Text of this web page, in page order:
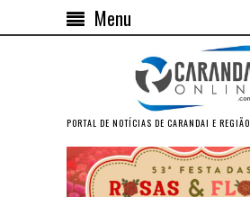
Menu
PORTAL DE NOTÍCIAS DE CARANDAI E REGIÃO